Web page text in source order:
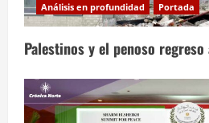
Análisis en profundidad Portada
Palestinos y el penoso regreso